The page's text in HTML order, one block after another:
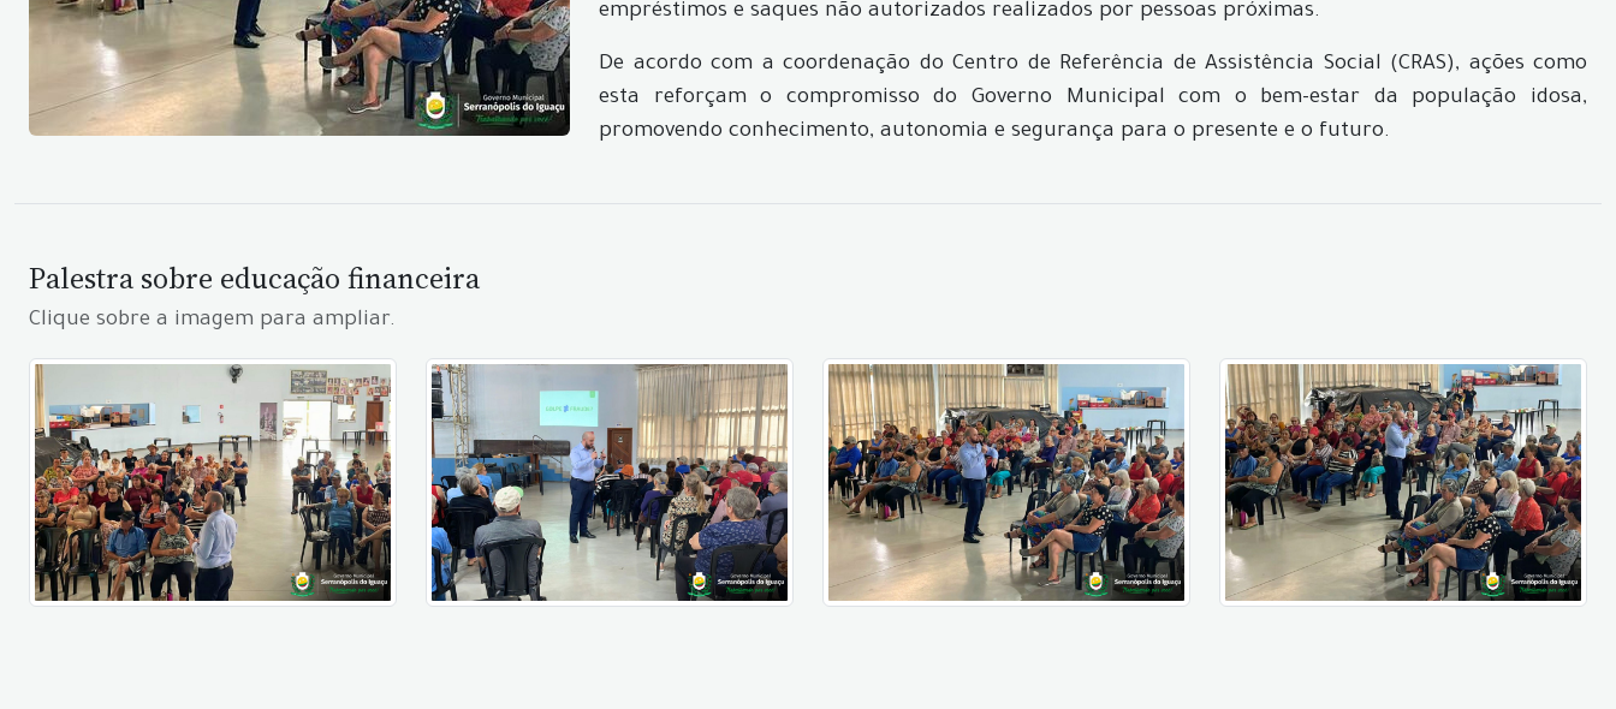
empréstimos e saques não autorizados realizados por pessoas próximas.
De acordo com a coordenação do Centro de Referência de Assistência Social (CRAS), ações como
esta reforçam o compromisso do Governo Municipal com o bem-estar da população idosa,
promovendo conhecimento, autonomia e segurança para o presente e o futuro.
Palestra sobre educação financeira
Clique sobre a imagem para ampliar.